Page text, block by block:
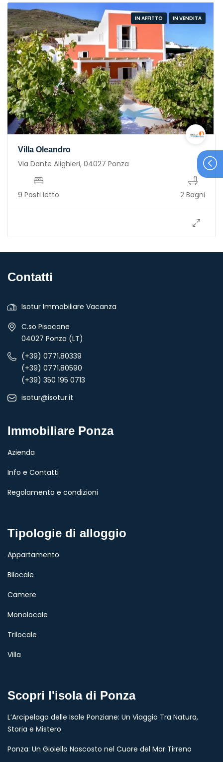
IN AFFITTO IN VENDITA
Villa Oleandro
Via Dante Alighieri, 04027 Ponza
9 Posti letto 2 Bagni
Contatti
Isotur Immobiliare Vacanza
C.so Pisacane
04027 Ponza (LT)
(+39) 0771.80339
(+39) 0771.80590
(+39) 350 195 0713
isotur@isotur.it
Immobiliare Ponza
Azienda
Info e Contatti
Regolamento e condizioni
Tipologie di alloggio
Appartamento
Bilocale
Camere
Monolocale
Trilocale
Villa
Scopri l'isola di Ponza
L’Arcipelago delle Isole Ponziane: Un Viaggio Tra Natura,
Storia e Mistero
Ponza: Un Gioiello Nascosto nel Cuore del Mar Tirreno